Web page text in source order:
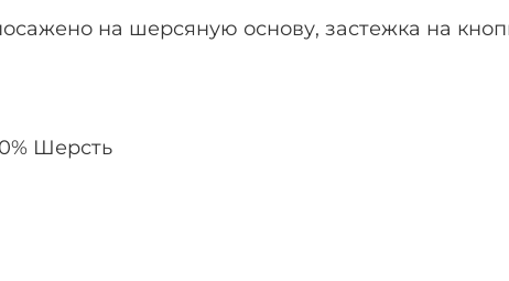
на шерсяную основу, застежка на
Шерсть